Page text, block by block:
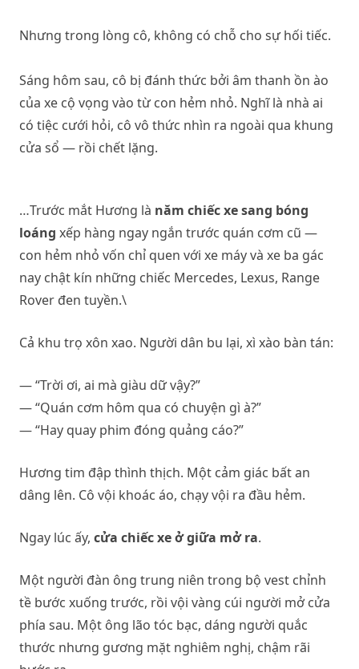
Nhưng trong lòng cô, không có chỗ cho sự hối tiếc.
Sáng hôm sau, cô bị đánh thức bởi âm thanh ồn ào
của xe cộ vọng vào từ con hẻm nhỏ. Nghĩ là nhà ai
có tiệc cưới hỏi, cô vô thức nhìn ra ngoài qua khung
cửa sổ — rồi chết lặng.
…Trước mắt Hương là năm chiếc xe sang bóng
loáng xếp hàng ngay ngắn trước quán cơm cũ —
con hẻm nhỏ vốn chỉ quen với xe máy và xe ba gác
nay chật kín những chiếc Mercedes, Lexus, Range
Rover đen tuyền.\
Cả khu trọ xôn xao. Người dân bu lại, xì xào bàn tán:
— “Trời ơi, ai mà giàu dữ vậy?”
— “Quán cơm hôm qua có chuyện gì à?”
— “Hay quay phim đóng quảng cáo?”
Hương tim đập thình thịch. Một cảm giác bất an
dâng lên. Cô vội khoác áo, chạy vội ra đầu hẻm.
Ngay lúc ấy, cửa chiếc xe ở giữa mở ra.
Một người đàn ông trung niên trong bộ vest chỉnh
tề bước xuống trước, rồi vội vàng cúi người mở cửa
phía sau. Một ông lão tóc bạc, dáng người quắc
thước nhưng gương mặt nghiêm nghị, chậm rãi